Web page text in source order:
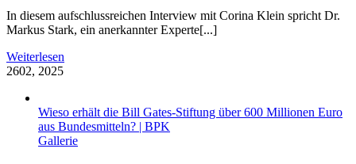
In diesem aufschlussreichen Interview mit Corina Klein spricht Dr.
Markus Stark, ein anerkannter Experte[...]
Weiterlesen
2602, 2025
Wieso erhält die Bill Gates-Stiftung über 600 Millionen Euro
aus Bundesmitteln? | BPK
Gallerie